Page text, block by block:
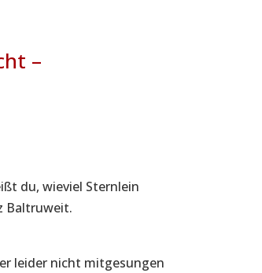
–
du, wieviel Sternlein
Baltruweit.
leider nicht mitgesungen